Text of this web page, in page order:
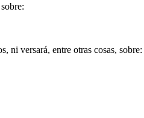
ni versará, entre otras cosas, sobre: